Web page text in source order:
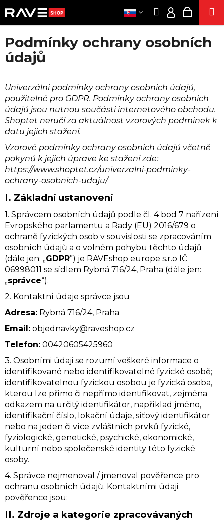
na
obsah
Hľadať
košík
Podmínky ochrany osobních
údajů
Univerzální podmínky ochrany osobních údajů,
použitelné pro GDPR. Podmínky ochrany osobních
údajů jsou nutnou součástí internetového obchodu.
Shoptet neručí za aktuálnost vzorových podmínek k
datu jejich stažení.
Vzorové podmínky ochrany osobních údajů včetně
pokynů k jejich úprave ke stažení zde:
https://www.shoptet.cz/univerzalni-podminky-
ochrany-osobnich-udaju/
I. Základní ustanovení
1. Správcem osobních údajů podle čl. 4 bod 7 nařízení
Evropského parlamentu a Rady (EU) 2016/679 o
ochraně fyzických osob v souvislosti se zpracováním
osobních údajů a o volném pohybu těchto údajů
(dále jen: „GDPR”) je RAVEshop europe s.r.o IČ
06998011 se sídlem Rybná 716/24, Praha (dále jen:
„správce“).
2. Kontaktní údaje správce jsou
Adresa: Rybná 716/24, Praha
Email: objednavky@raveshop.cz
Telefon: 00420605425960
3. Osobními údaji se rozumí veškeré informace o
identifikované nebo identifikovatelné fyzické osobě;
identifikovatelnou fyzickou osobou je fyzická osoba,
kterou lze přímo či nepřímo identifikovat, zejména
odkazem na určitý identifikátor, například jméno,
identifikační číslo, lokační údaje, síťový identifikátor
nebo na jeden či více zvláštních prvků fyzické,
fyziologické, genetické, psychické, ekonomické,
kulturní nebo společenské identity této fyzické
osoby.
4. Správce nejmenoval / jmenoval pověřence pro
ochranu osobních údajů. Kontaktními údaji
pověřence jsou:
II. Zdroje a kategorie zpracovávaných
K
O
K
Späť
Späť
Č
O
T
R
E
B
U
J
E
T
E
N
Á
J
S
Ť
?
HĽADAŤ
O
d
p
o
r
ú
č
a
m
e